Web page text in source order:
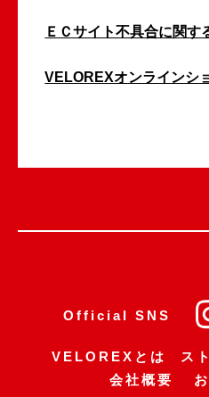
ＥＣサイト不具合に関す
VELOREXオンラインシ
Official SNS
VELOREXとは ス
会社概要